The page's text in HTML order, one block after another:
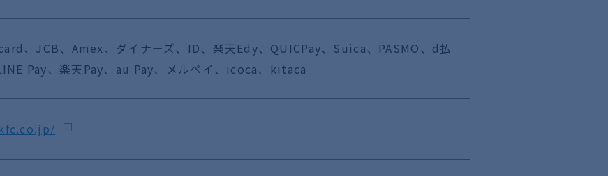
、JCB、Amex、ダイナーズ、ID、楽天Edy、QUICPay、Suica、PASMO、d払
Pay、楽天Pay、au Pay、メルペイ、icoca、kitaca